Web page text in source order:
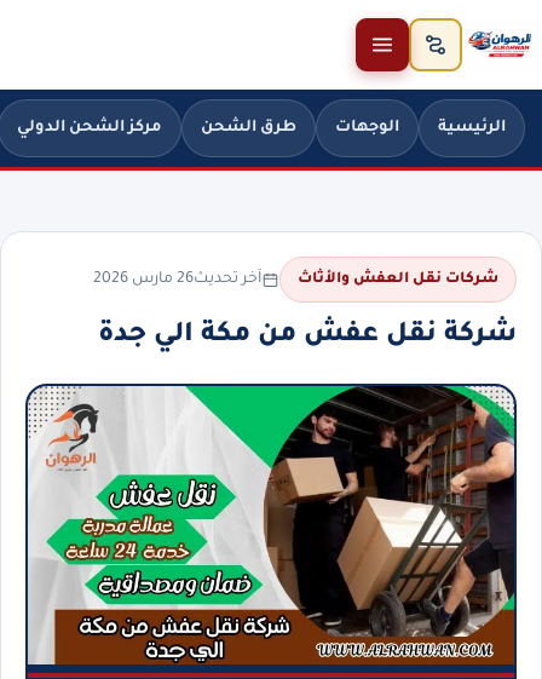
تخطَّ إلى المحتوى
الرئيسية الوجهات طرق الشحن مركز الشحن الدولي
شركات نقل العفش والأثاث آخر تحديث26 مارس 2026
شركة نقل عفش من مكة الي جدة